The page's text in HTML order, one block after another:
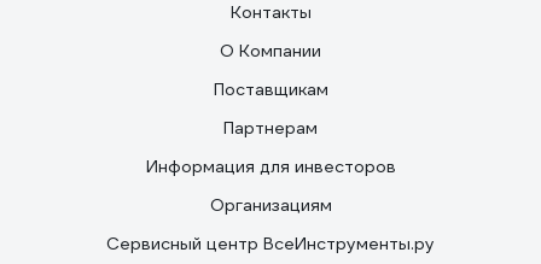
Контакты
О Компании
Поставщикам
Партнерам
Информация для инвесторов
Организациям
Сервисный центр ВсеИнструменты.ру